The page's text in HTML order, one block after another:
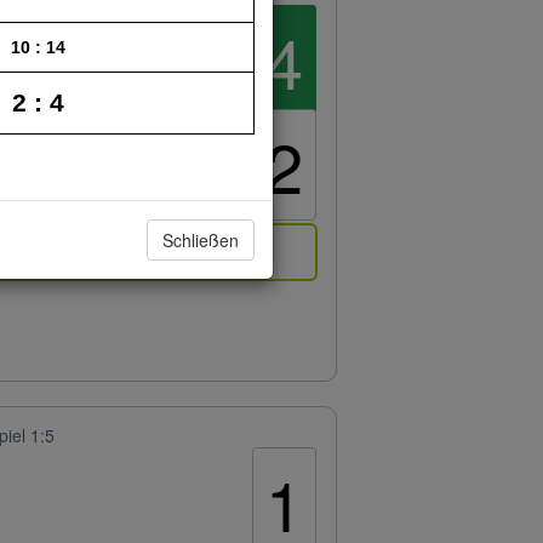
10 : 14
2 : 4
Schließen
4
2
1:5
1